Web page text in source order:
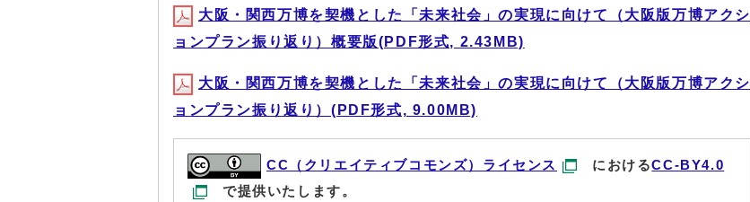
大阪・関西万博を契機とした「未来社会」の実現に向けて（大阪版万博アクシ
ョンプラン振り返り）概要版(PDF形式, 2.43MB)
大阪・関西万博を契機とした「未来社会」の実現に向けて（大阪版万博アクシ
ョンプラン振り返り）(PDF形式, 9.00MB)
CC（クリエイティブコモンズ）ライセンス におけるCC-BY4.0
で提供いたします。